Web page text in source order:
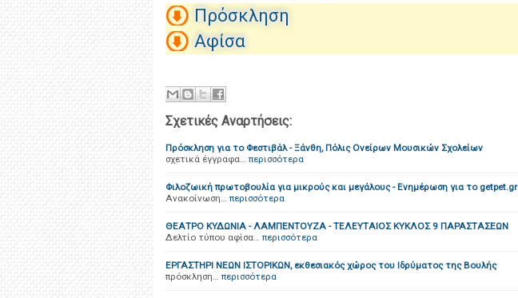
Πρόσκληση
Αφίσα
Σχετικές Αναρτήσεις:
Πρόσκληση για το Φεστιβάλ - Ξάνθη, Πόλις Ονείρων Μουσικών Σχολείων
σχετικά έγγραφα… περισσότερα
Φιλοζωική πρωτοβουλία για μικρούς και μεγάλους - Ενημέρωση για το getpet.gr
Ανακοίνωση… περισσότερα
ΘΕΑΤΡΟ ΚΥΔΩΝΙΑ - ΛΑΜΠΕΝΤΟΥΖΑ - ΤΕΛΕΥΤΑΙΟΣ ΚΥΚΛΟΣ 9 ΠΑΡΑΣΤΑΣΕΩΝ
Δελτίο τύπου αφίσα… περισσότερα
ΕΡΓΑΣΤΗΡΙ ΝΕΩΝ ΙΣΤΟΡΙΚΩΝ, εκθεσιακός χώρος του Ιδρύματος της Βουλής
πρόσκληση… περισσότερα